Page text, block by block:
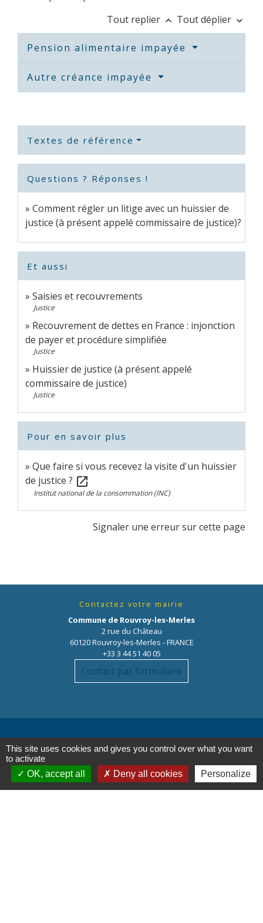
Tout replier keyboard_arrow_up Tout déplier keyboard_arrow_down
Pension alimentaire impayée
Autre créance impayée
Textes de référence
Questions ? Réponses !
Comment régler un litige avec un huissier de
justice (à présent appelé commissaire de justice)?
Et aussi
Saisies et recouvrements
Justice
Recouvrement de dettes en France : injonction
de payer et procédure simplifiée
Justice
Huissier de justice (à présent appelé
commissaire de justice)
Justice
Pour en savoir plus
Que faire si vous recevez la visite d'un huissier
de justice ? open_in_new
Institut national de la consommation (INC)
Signaler une erreur sur cette page
Contactez votre mairie
Commune de Rouvroy-les-Merles
2 rue du Château
60120 Rouvroy-les-Merles - FRANCE
+33 3 44 51 40 05
Contact par formulaire
Liens
Oise mobilité
This site uses cookies and gives you control over what you want
to activate
OK, accept all
Deny all cookies Personalize